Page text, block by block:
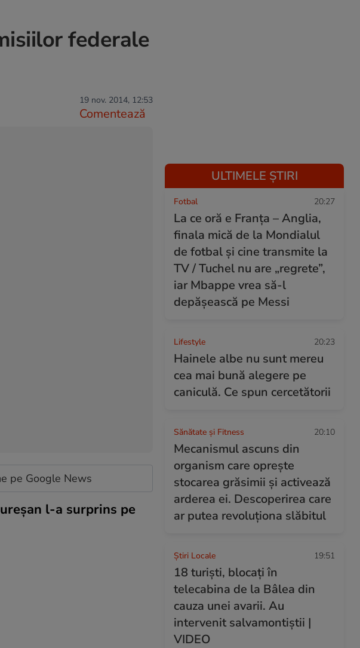
federale
19 nov. 2014, 12:53
Comentează
pe Google News
l-a surprins pe
ULTIMELE ȘTIRI
Fotbal 20:27
La ce oră e Franța – Anglia,
finala mică de la Mondialul
de fotbal și cine transmite la
TV / Tuchel nu are „regrete”,
iar Mbappe vrea să-l
depășească pe Messi
Lifestyle 20:23
Hainele albe nu sunt mereu
cea mai bună alegere pe
caniculă. Ce spun cercetătorii
Sănătate și Fitness 20:10
Mecanismul ascuns din
organism care oprește
stocarea grăsimii și activează
arderea ei. Descoperirea care
ar putea revoluționa slăbitul
Știri Locale 19:51
18 turiști, blocați în
telecabina de la Bâlea din
cauza unei avarii. Au
intervenit salvamontiștii |
VIDEO